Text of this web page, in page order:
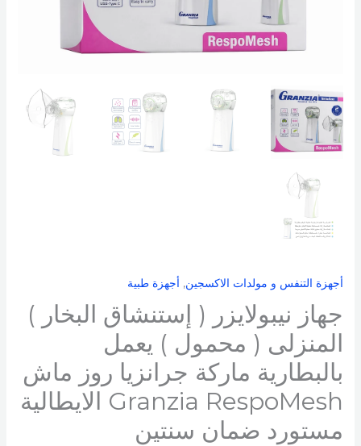
أجهزة التنفس و مولدات الاكسجين, أجهزة طبية
جهاز نيبولايزر ( إستنشاق البخار )
المنزلى ( محمول ) يعمل
بالبطارية ماركة جرانزيا روز ماش
Granzia RespoMesh الايطالية
مستورد ضمان سنتين
بالبطارية
ماركة
جرانزيا
Granzia
RespoMesh
مستورد
سنتين